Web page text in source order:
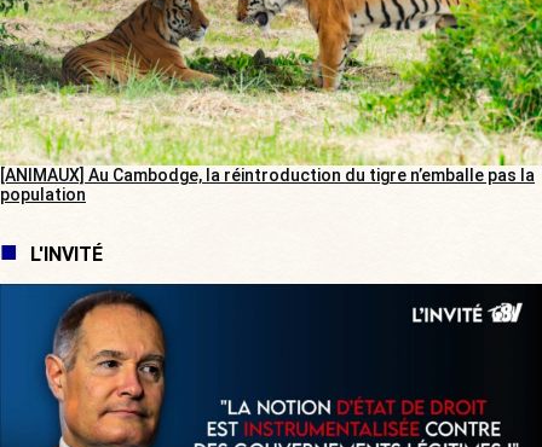
[ANIMAUX] Au Cambodge, la réintroduction du tigre n’emballe pas la
population
L'INVITÉ